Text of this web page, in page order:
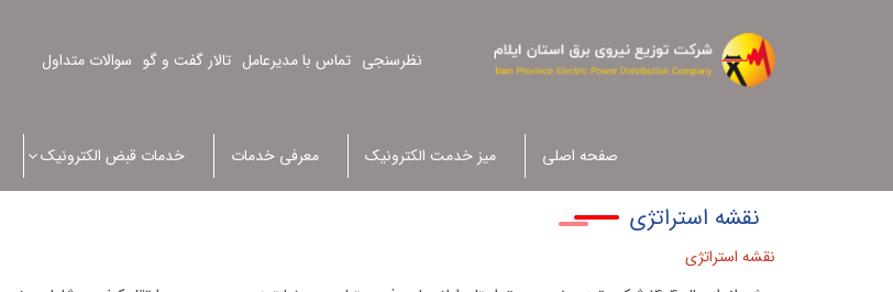
نظرسنجی تماس با مدیرعامل تالار گفت و گو سوالات متداول
صفحه اصلی میز خدمت الکترونیک معرفی خدمات خدمات قبض الکترونیک
نقشه استراتژی
نقشه استراتژی